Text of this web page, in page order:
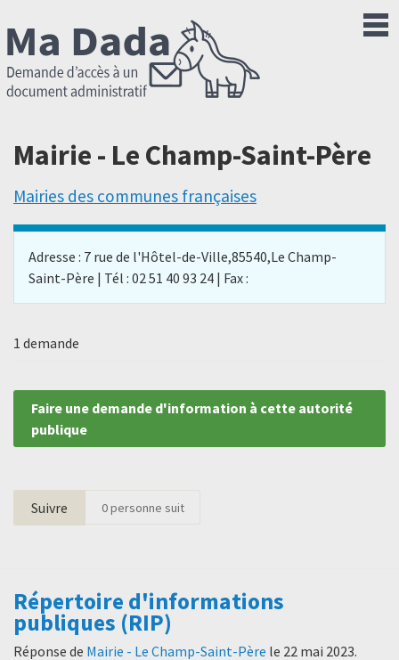
Mairie - Le Champ-Saint-Père
Mairies des communes françaises
Adresse : 7 rue de l'Hôtel-de-Ville,85540,Le Champ-
Saint-Père | Tél : 02 51 40 93 24 | Fax :
1 demande
Faire une demande d'information à cette autorité
publique
Suivre 0personne suit
Répertoire d'informations
publiques (RIP)
Réponse de Mairie - Le Champ-Saint-Père le 22 mai 2023.